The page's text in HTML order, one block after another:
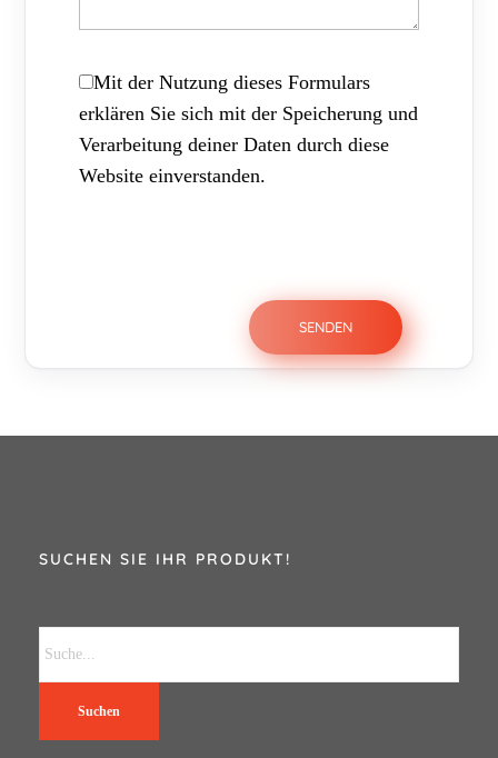
Mit der Nutzung dieses Formulars
erklären Sie sich mit der Speicherung und
Verarbeitung deiner Daten durch diese
Website einverstanden.
SUCHEN SIE IHR PRODUKT!
Suchen